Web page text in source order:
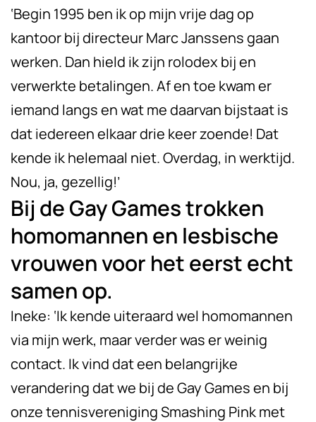
‘Begin 1995 ben ik op mijn vrije dag op
kantoor bij directeur Marc Janssens gaan
werken. Dan hield ik zijn rolodex bij en
verwerkte betalingen. Af en toe kwam er
iemand langs en wat me daarvan bijstaat is
dat iedereen elkaar drie keer zoende! Dat
kende ik helemaal niet. Overdag, in werktijd.
Nou, ja, gezellig!’
Bij de Gay Games trokken
homomannen en lesbische
vrouwen voor het eerst echt
samen op.
Ineke: ‘Ik kende uiteraard wel homomannen
via mijn werk, maar verder was er weinig
contact. Ik vind dat een belangrijke
verandering dat we bij de Gay Games en bij
onze tennisvereniging Smashing Pink met